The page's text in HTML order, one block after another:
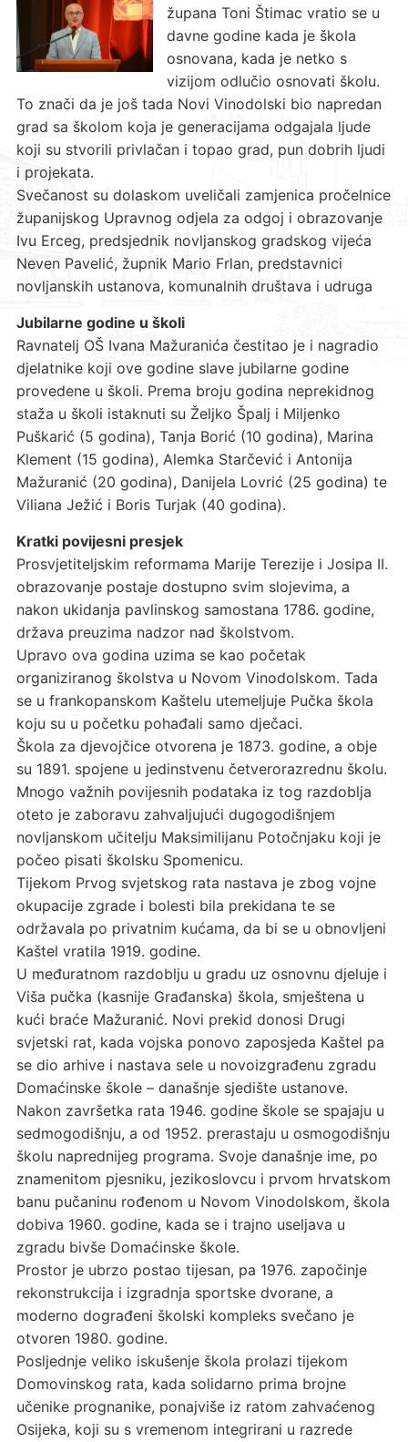
župana Toni Štimac vratio se u
davne godine kada je škola
osnovana, kada je netko s
vizijom odlučio osnovati školu.
To znači da je još tada Novi Vinodolski bio napredan
grad sa školom koja je generacijama odgajala ljude
koji su stvorili privlačan i topao grad, pun dobrih ljudi
i projekata.
Svečanost su dolaskom uveličali zamjenica pročelnice
županijskog Upravnog odjela za odgoj i obrazovanje
Ivu Erceg, predsjednik novljanskog gradskog vijeća
Neven Pavelić, župnik Mario Frlan, predstavnici
novljanskih ustanova, komunalnih društava i udruga
Jubilarne godine u školi
Ravnatelj OŠ Ivana Mažuranića čestitao je i nagradio
djelatnike koji ove godine slave jubilarne godine
provedene u školi. Prema broju godina neprekidnog
staža u školi istaknuti su Željko Špalj i Miljenko
Puškarić (5 godina), Tanja Borić (10 godina), Marina
Klement (15 godina), Alemka Starčević i Antonija
Mažuranić (20 godina), Danijela Lovrić (25 godina) te
Viliana Ježić i Boris Turjak (40 godina).
Kratki povijesni presjek
Prosvjetiteljskim reformama Marije Terezije i Josipa II.
obrazovanje postaje dostupno svim slojevima, a
nakon ukidanja pavlinskog samostana 1786. godine,
država preuzima nadzor nad školstvom.
Upravo ova godina uzima se kao početak
organiziranog školstva u Novom Vinodolskom. Tada
se u frankopanskom Kaštelu utemeljuje Pučka škola
koju su u početku pohađali samo dječaci.
Škola za djevojčice otvorena je 1873. godine, a obje
su 1891. spojene u jedinstvenu četverorazrednu školu.
Mnogo važnih povijesnih podataka iz tog razdoblja
oteto je zaboravu zahvaljujući dugogodišnjem
novljanskom učitelju Maksimilijanu Potočnjaku koji je
počeo pisati školsku Spomenicu.
Tijekom Prvog svjetskog rata nastava je zbog vojne
okupacije zgrade i bolesti bila prekidana te se
održavala po privatnim kućama, da bi se u obnovljeni
Kaštel vratila 1919. godine.
U međuratnom razdoblju u gradu uz osnovnu djeluje i
Viša pučka (kasnije Građanska) škola, smještena u
kući braće Mažuranić. Novi prekid donosi Drugi
svjetski rat, kada vojska ponovo zaposjeda Kaštel pa
se dio arhive i nastava sele u novoizgrađenu zgradu
Domaćinske škole – današnje sjedište ustanove.
Nakon završetka rata 1946. godine škole se spajaju u
sedmogodišnju, a od 1952. prerastaju u osmogodišnju
školu naprednijeg programa. Svoje današnje ime, po
znamenitom pjesniku, jezikoslovcu i prvom hrvatskom
banu pučaninu rođenom u Novom Vinodolskom, škola
dobiva 1960. godine, kada se i trajno useljava u
zgradu bivše Domaćinske škole.
Prostor je ubrzo postao tijesan, pa 1976. započinje
rekonstrukcija i izgradnja sportske dvorane, a
moderno dograđeni školski kompleks svečano je
otvoren 1980. godine.
Posljednje veliko iskušenje škola prolazi tijekom
Domovinskog rata, kada solidarno prima brojne
učenike prognanike, ponajviše iz ratom zahvaćenog
Osijeka, koji su s vremenom integrirani u razrede